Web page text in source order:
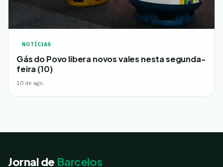
NOTÍCIAS
Gás do Povo libera novos vales nesta segunda-
feira (10)
10 de ago.
Jornal de Barcelos